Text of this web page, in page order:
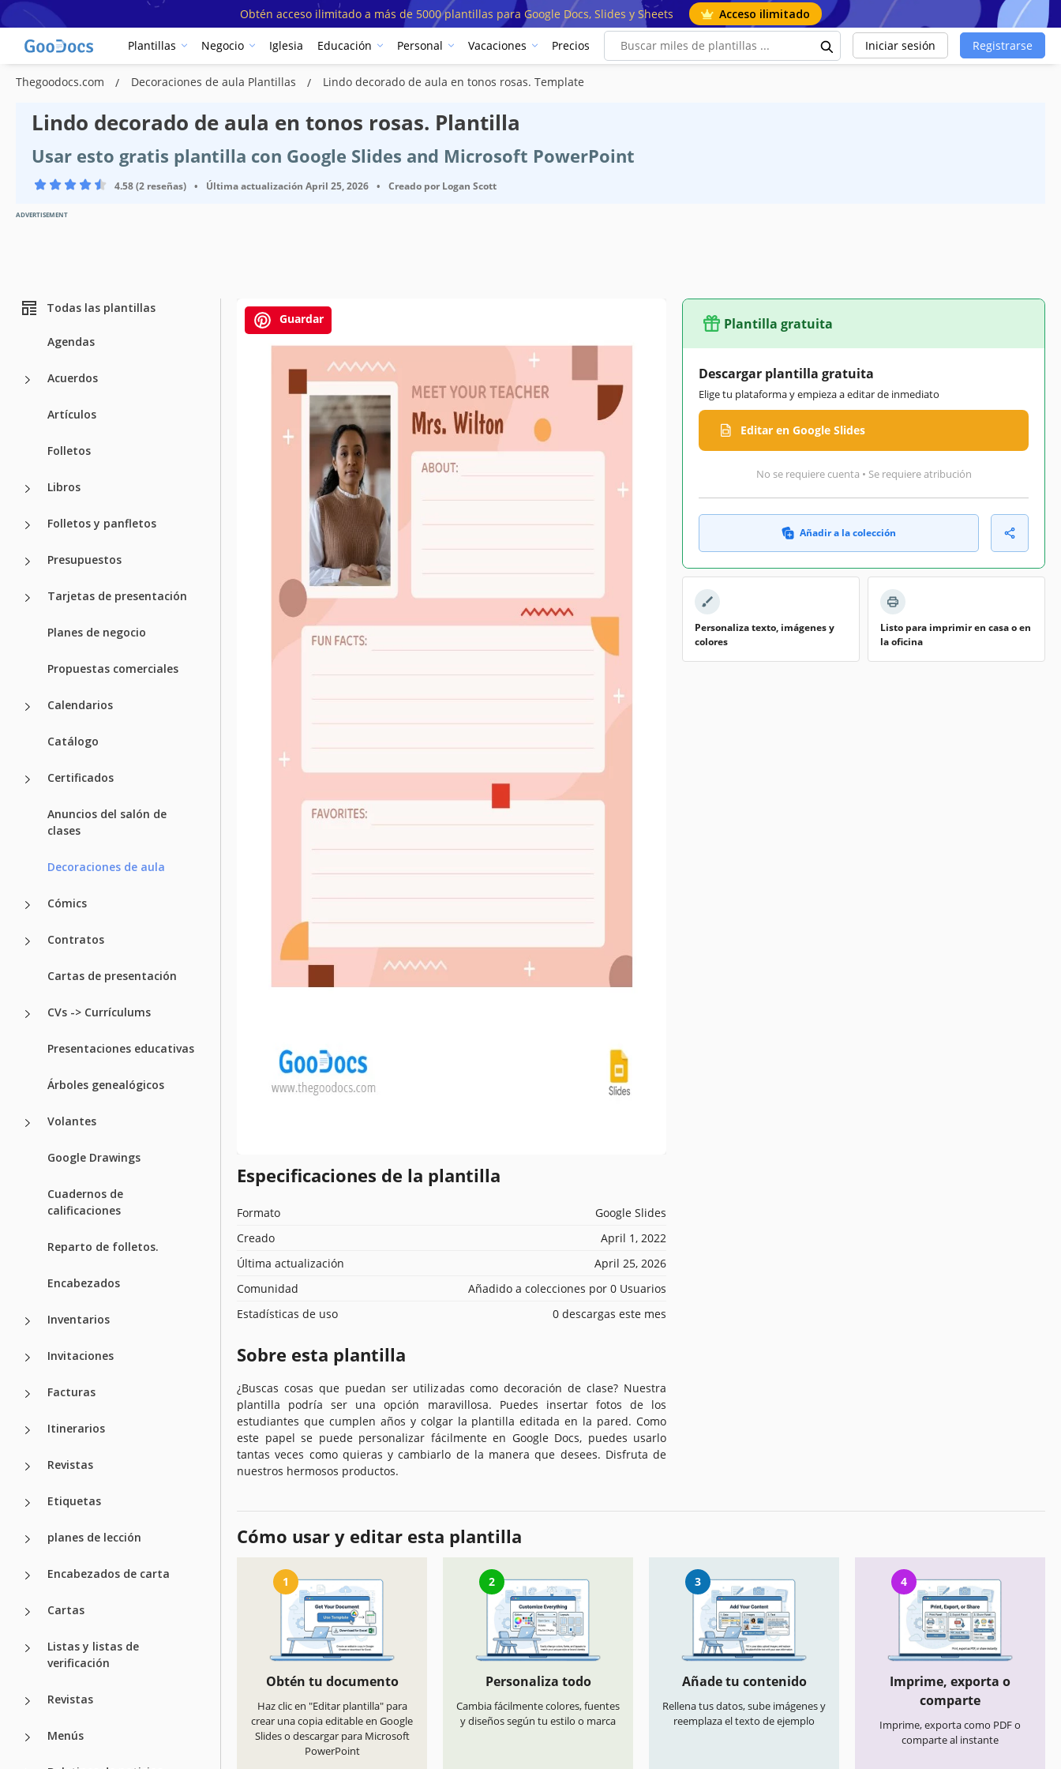
Obtén acceso ilimitado a más de 5000 plantillas para Google Docs, Slides y Sheets Acceso ilimitado
Plantillas Negocio Iglesia Educación Personal Vacaciones Precios Iniciar sesión Registrarse
Thegoodocs.com Decoraciones de aula Plantillas Lindo decorado de aula en tonos rosas. Template
Lindo decorado de aula en tonos rosas. Plantilla
Usar esto gratis plantilla con Google Slides and Microsoft PowerPoint
4.58 (2 reseñas) • Última actualización April 25, 2026 • Creado por Logan Scott
ADVERTISEMENT
Todas las plantillas
Agendas
Acuerdos
Artículos
Folletos
Libros
Folletos y panfletos
Presupuestos
Tarjetas de presentación
Planes de negocio
Propuestas comerciales
Calendarios
Catálogo
Certificados
Anuncios del salón de
clases
Decoraciones de aula
Cómics
Contratos
Cartas de presentación
CVs -> Currículums
Presentaciones educativas
Árboles genealógicos
Volantes
Google Drawings
Cuadernos de
calificaciones
Reparto de folletos.
Encabezados
Inventarios
Invitaciones
Facturas
Itinerarios
Revistas
Etiquetas
planes de lección
Encabezados de carta
Cartas
Listas y listas de
verificación
Revistas
Menús
Guardar
Especificaciones de la plantilla
Formato
Google Slides
Creado
April 1, 2022
Última actualización
April 25, 2026
Comunidad
Añadido a colecciones por 0 Usuarios
Estadísticas de uso
0 descargas este mes
Sobre esta plantilla
¿Buscas cosas que puedan ser utilizadas como decoración de clase? Nuestra
plantilla podría ser una opción maravillosa. Puedes insertar fotos de los
estudiantes que cumplen años y colgar la plantilla editada en la pared. Como
este papel se puede personalizar fácilmente en Google Docs, puedes usarlo
tantas veces como quieras y cambiarlo de la manera que desees. Disfruta de
nuestros hermosos productos.
Plantilla gratuita
Descargar plantilla gratuita
Elige tu plataforma y empieza a editar de inmediato
Editar en Google Slides
No se requiere cuenta • Se requiere atribución
Añadir a la colección
Personaliza texto, imágenes y
colores
Listo para imprimir en casa o en
la oficina
Cómo usar y editar esta plantilla
1
Obtén tu documento
Haz clic en "Editar plantilla" para
crear una copia editable en Google
Slides o descargar para Microsoft
PowerPoint
2
Personaliza todo
Cambia fácilmente colores, fuentes
y diseños según tu estilo o marca
3
Añade tu contenido
Rellena tus datos, sube imágenes y
reemplaza el texto de ejemplo
4
Imprime, exporta o
comparte
Imprime, exporta como PDF o
comparte al instante